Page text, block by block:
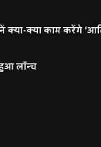
क्या-क्या काम करेंगे
लॉन्च